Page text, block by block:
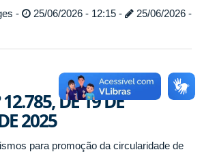
- 25/06/2026 - 12:15 -
25/06/2026 -
DE 19 DE
2025
para promoção da circularidade de